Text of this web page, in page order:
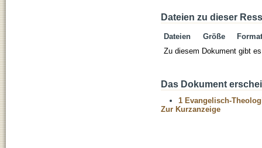
Dateien zu dieser
Dateien Größe
Format
Zu diesem Dokument gibt
Das Dokument
1 Evangelisch-
Zur Kurzanzeige